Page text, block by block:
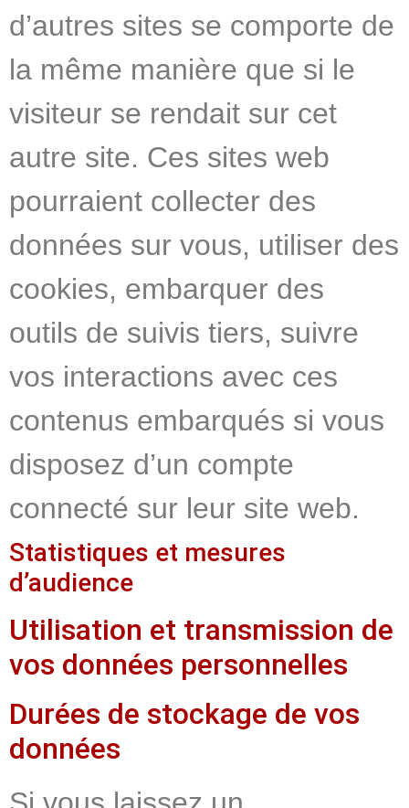
d’autres sites se comporte de
la même manière que si le
visiteur se rendait sur cet
autre site. Ces sites web
pourraient collecter des
données sur vous, utiliser des
cookies, embarquer des
outils de suivis tiers, suivre
vos interactions avec ces
contenus embarqués si vous
disposez d’un compte
connecté sur leur site web.
Statistiques et mesures
d’audience
Utilisation et transmission de
vos données personnelles
Durées de stockage de vos
données